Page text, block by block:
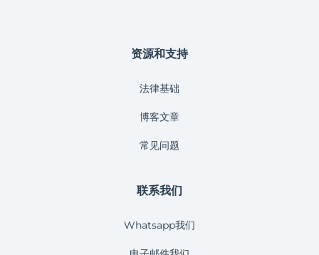
资源和支持
法律基础
博客文章
常见问题
联系我们
Whatsapp我们